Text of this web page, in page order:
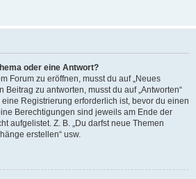
oder eine Antwort?
Forum zu eröffnen, musst du auf „Neues
Beitrag zu antworten, musst du auf „Antworten“
Registrierung erforderlich ist, bevor du einen
Berechtigungen sind jeweils am Ende der
aufgelistet. Z. B. „Du darfst neue Themen
erstellen“ usw.